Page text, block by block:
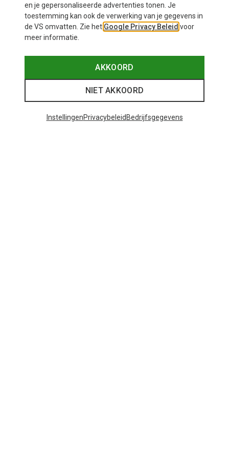
Zacht en comfortabel op de huid
Voorkomt wrijving en blaren
Voert vocht snel af (neemt geen zweet op zoals
Kriebelt niet
Voorkomt nare geurtjes, zelfs na dagenlang dragen
Werkt temperatuurregulerend
perfect. Je kunt ze meerdere dagen dragen zonder ze
en je gepersonaliseerde advertenties tonen. Je
toestemming kan ook de verwerking van je gegevens in
de VS omvatten. Zie het Google Privacy Beleid voor
meer informatie.
AKKOORD
NIET AKKOORD
InstellingenPrivacybeleid Bedrijfsgegevens